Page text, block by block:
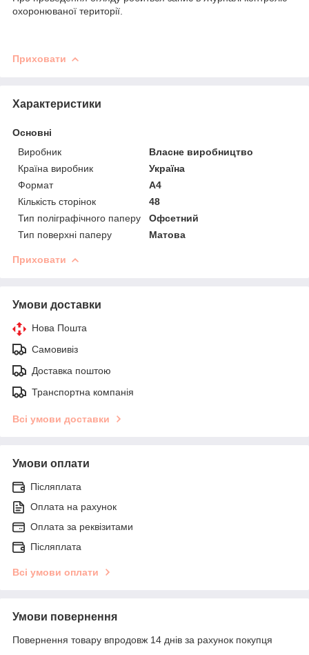
охоронюваної території.
Приховати
Характеристики
Основні
Виробник
Власне виробництво
Країна виробник
Україна
Формат
A4
Кількість сторінок
48
Тип поліграфічного паперу
Офсетний
Тип поверхні паперу
Матова
Приховати
Умови доставки
Нова Пошта
Самовивіз
Доставка поштою
Транспортна компанія
Всі умови доставки
Умови оплати
Післяплата
Оплата на рахунок
Оплата за реквізитами
Післяплата
Всі умови оплати
Умови повернення
Повернення товару впродовж 14 днів за рахунок покупця